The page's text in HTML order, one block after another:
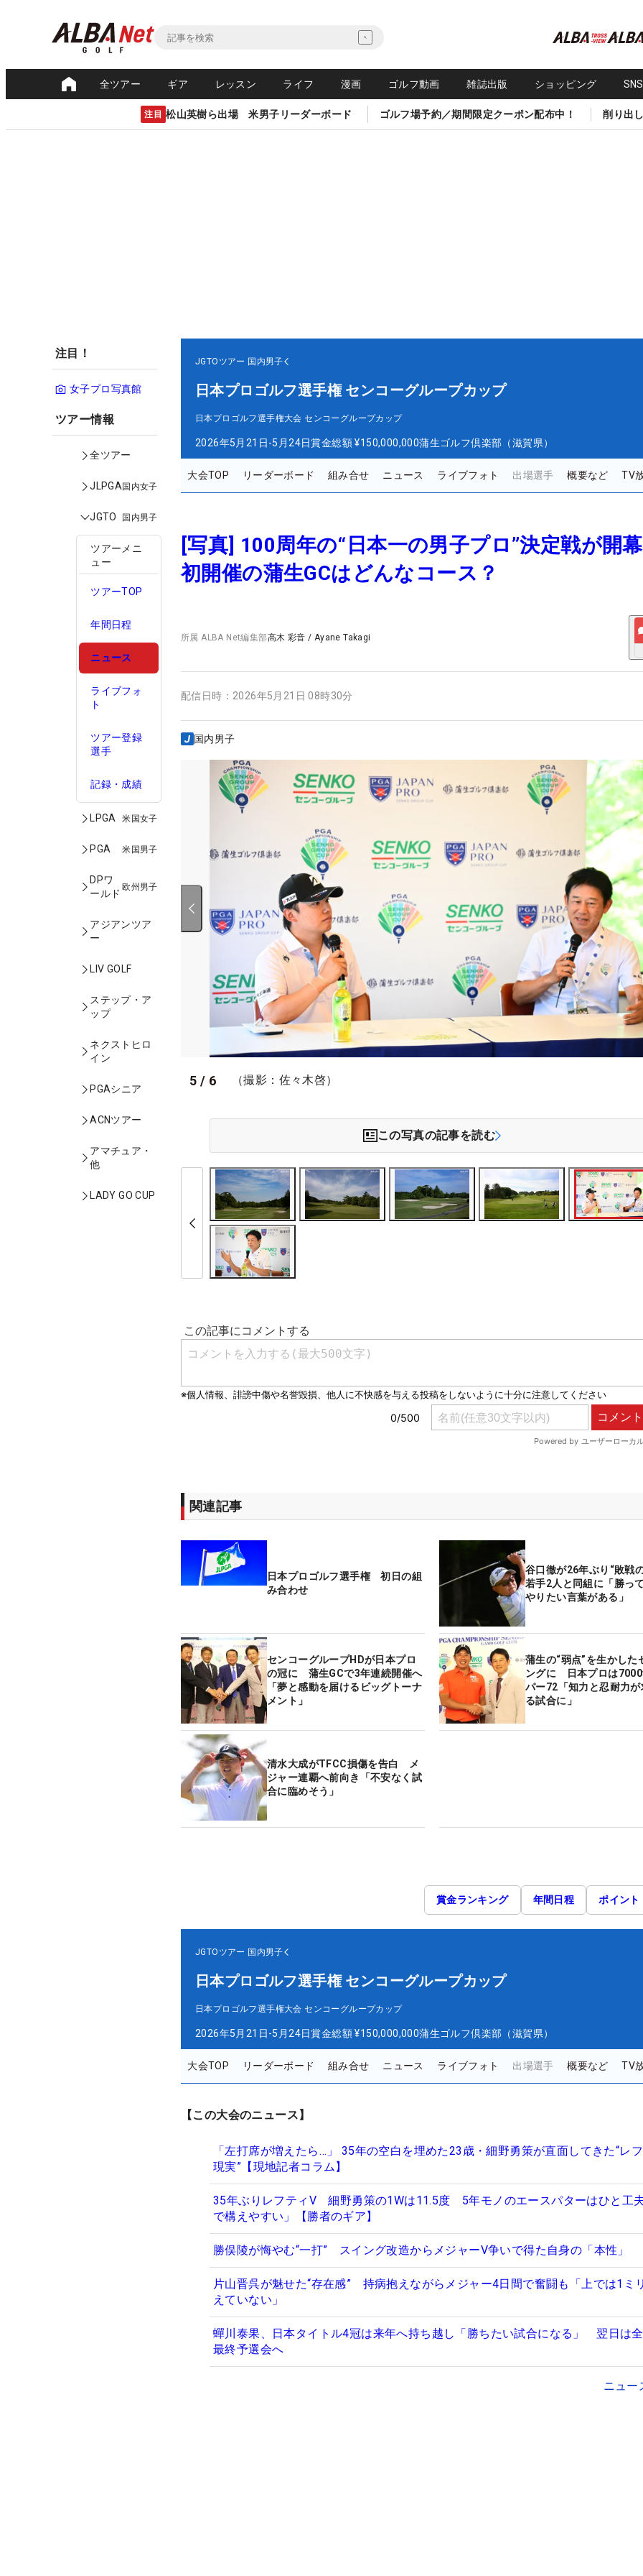
全ツアー ギア レッスン ライフ 漫画 ゴルフ動画 雑誌出版 ショッピング
注目 松山英樹ら出場 米男子リーダーボード ゴルフ場予約／期間限定クーポン配布中！ 削り出
注目！
女子プロ写真館
ツアー情報
全ツアー
JLPGA国内女子
JGTO 国内男子
ツアーメニ
ュー
ツアーTOP
年間日程
ニュース
ライブフォ
ト
ツアー登録
選手
記録・成績
LPGA 米国女子
PGA 米国男子
DPワ
ールド
欧州男子
アジアンツア
ー
LIV GOLF
ステップ・ア
ップ
ネクストヒロ
イン
PGAシニア
ACNツアー
アマチュア・
他
LADY GO CUP
JGTOツアー 国内男子
日本プロゴルフ選手権 センコーグループカップ
日本プロゴルフ選手権大会 センコーグループカップ
2026年5月21日-5月24日賞金総額 ¥150,000,000蒲生ゴルフ倶楽部（滋賀県）
大会TOP リーダーボード 組み合せ ニュース ライブフォト 出場選手 概要など TV
[写真] 100周年の“日本一の男子プロ”決定戦が
初開催の蒲生GCはどんなコース？
所属ALBA Net編集部高木 彩音 / Ayane Takagi
配信日時： 2026年5月21日 08時30分
国内男子
5 / 6 （撮影：佐々木啓）
この写真の記事を読む
関連記事
日本プロゴルフ選手権 初日の組
み合わせ
谷口徹が26年ぶり“敗
若手2人と同組に「勝っ
やりたい言葉がある」
センコーグループHDが日本プロ
の冠に 蒲生GCで3年連続開催へ
「夢と感動を届けるビッグトーナ
メント」
蒲生の“弱点”を生かした
ングに 日本プロは
パー72「知力と忍耐力
る試合に」
清水大成がTFCC損傷を告白 メ
ジャー連覇へ前向き「不安なく試
合に臨めそう」
賞金ランキング 年間日程 ポイント
JGTOツアー 国内男子
日本プロゴルフ選手権 センコーグループカップ
日本プロゴルフ選手権大会 センコーグループカップ
2026年5月21日-5月24日賞金総額 ¥150,000,000蒲生ゴルフ倶楽部（滋賀県）
大会TOP リーダーボード 組み合せ ニュース ライブフォト 出場選手 概要など TV
【この大会のニュース】
「左打席が増えたら…」 35年の空白を埋めた23歳・細野勇策が直面してきた“レ
現実”【現地記者コラム】
35年ぶりレフティV 細野勇策の1Wは11.5度 5年モノのエースパターはひと工
で構えやすい」【勝者のギア】
勝俣陵が悔やむ“一打” スイング改造からメジャーV争いで得た自身の「本性」
片山晋呉が魅せた“存在感” 持病抱えながらメジャー4日間で奮闘も「上では1ミ
えていない」
蟬川泰果、日本タイトル4冠は来年へ持ち越し「勝ちたい試合になる」 翌日は
最終予選会へ
ニュー